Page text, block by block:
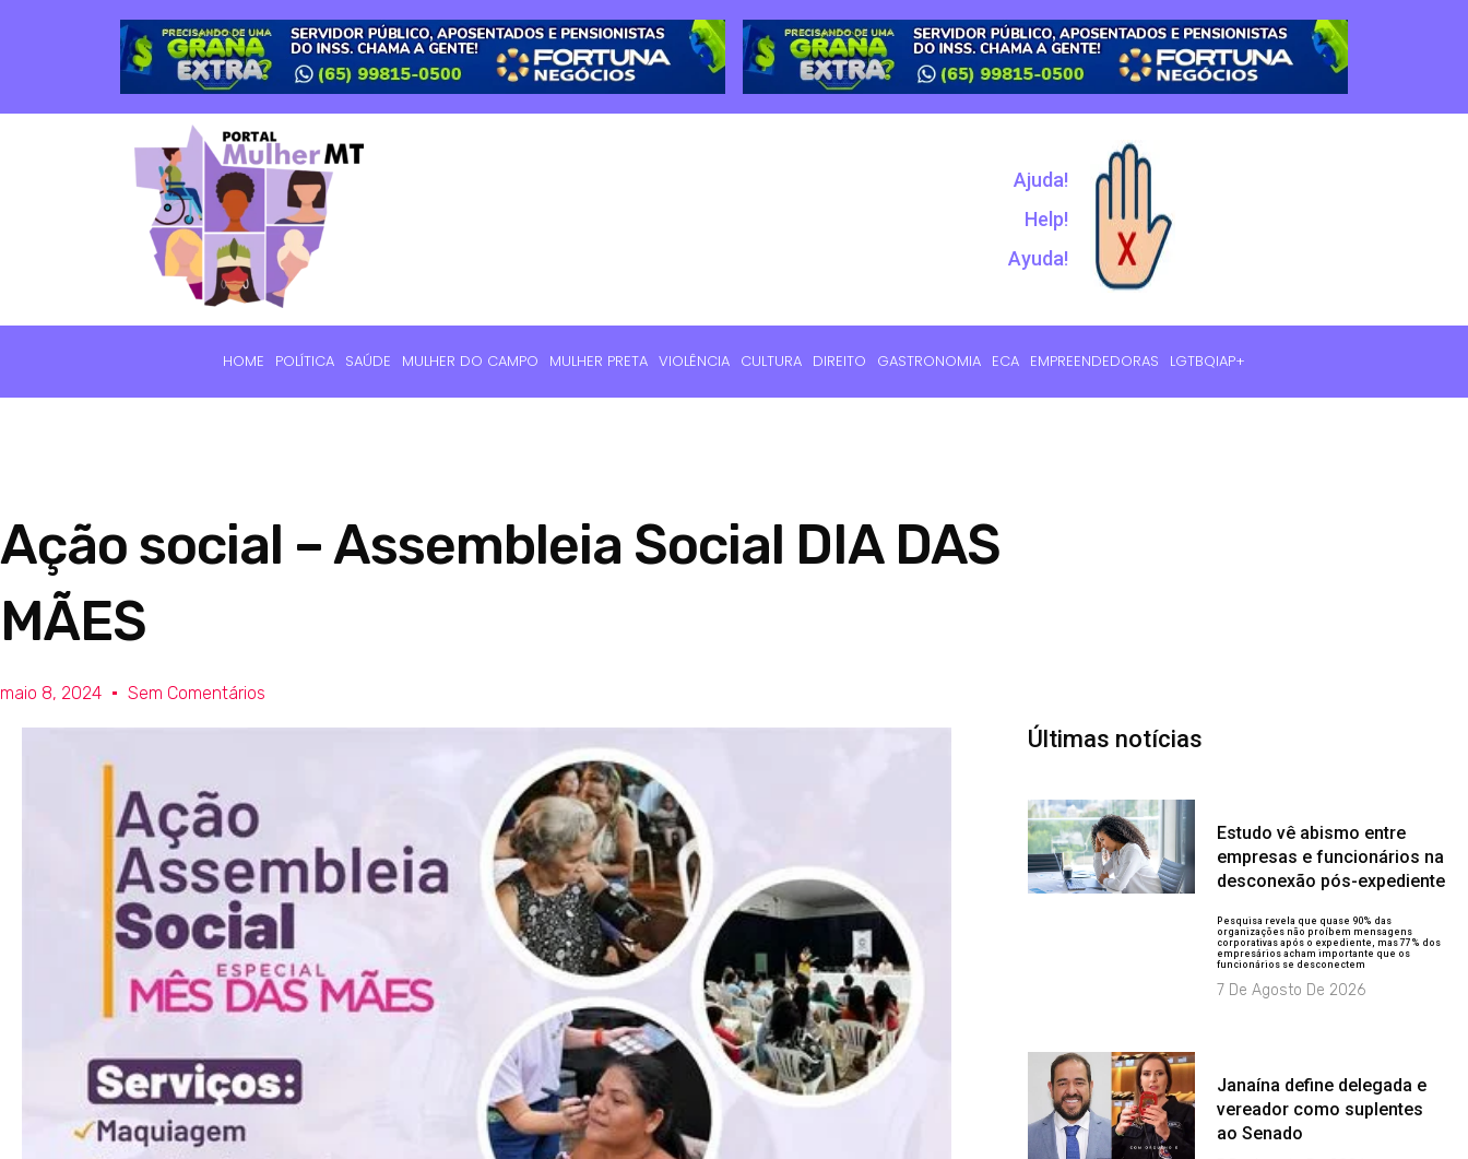
Ajuda!
Help!
Ayuda!
HOME POLÍTICA SAÚDE MULHER DO CAMPO MULHER PRETA VIOLÊNCIA CULTURA DIREITO GASTRONOMIA ECA EMPREENDEDORAS LGTBQIAP+
Ação social – Assembleia Social DIA DAS
MÃES
maio 8, 2024 Sem Comentários
Últimas notícias
Estudo vê abismo entre
empresas e funcionários na
desconexão pós-expediente
Pesquisa revela que quase 90% das
organizações não proíbem mensagens
corporativas após o expediente, mas 77% dos
empresários acham importante que os
funcionários se desconectem
7 De Agosto De 2026
Janaína define delegada e
vereador como suplentes
ao Senado